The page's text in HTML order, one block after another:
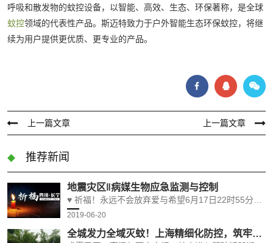
呼吸和散发物的蚊控设备，以智能、高效、生态、环保著称，是全球
蚊控领域的代表性产品。斯迈特致力于户外智能生态环保蚊控，将继
续为用户提供更优质、更专业的产品。
上一篇文章 上一篇文章
推荐新闻
地震灾区‖病媒生物应急监测与控制
2019-06-20
全城发力全域灭蚊！上海精细化防控，筑牢夏日公共卫生安全屏障